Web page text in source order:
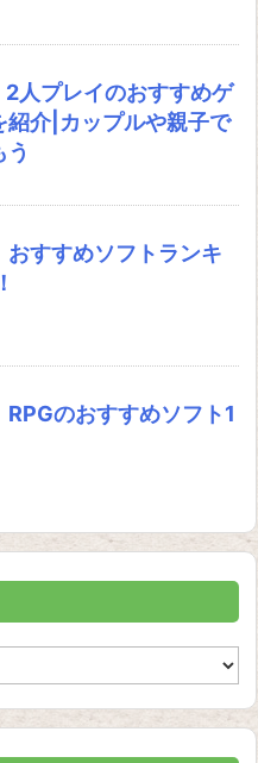
2人プレイのおすすめゲ
紹介|カップルや親子で
おすすめソフトランキ
RPGのおすすめソフト1